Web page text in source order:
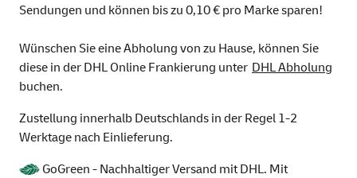
Sendungen und können bis zu 0,10 € pro Marke sparen!
Wünschen Sie eine Abholung von zu Hause, können Sie
diese in der DHL Online Frankierung unter DHL Abholung
buchen.
Zustellung innerhalb Deutschlands in der Regel 1-2
Werktage nach Einlieferung.
GoGreen - Nachhaltiger Versand mit DHL. Mit